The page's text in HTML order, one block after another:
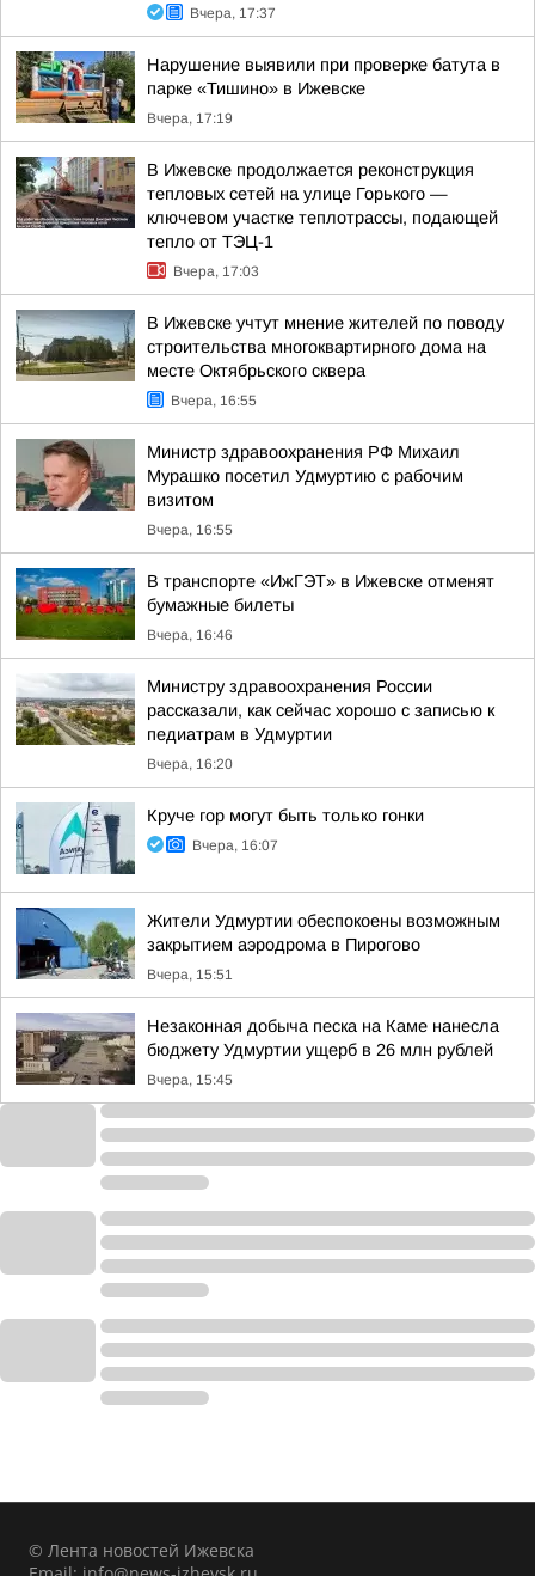
Вчера, 17:37
Нарушение выявили при проверке батута в
парке «Тишино» в Ижевске
Вчера, 17:19
В Ижевске продолжается реконструкция
тепловых сетей на улице Горького —
ключевом участке теплотрассы, подающей
тепло от ТЭЦ-1
Вчера, 17:03
В Ижевске учтут мнение жителей по поводу
строительства многоквартирного дома на
месте Октябрьского сквера
Вчера, 16:55
Министр здравоохранения РФ Михаил
Мурашко посетил Удмуртию с рабочим
визитом
Вчера, 16:55
В транспорте «ИжГЭТ» в Ижевске отменят
бумажные билеты
Вчера, 16:46
Министру здравоохранения России
рассказали, как сейчас хорошо с записью к
педиатрам в Удмуртии
Вчера, 16:20
Круче гор могут быть только гонки
Вчера, 16:07
Жители Удмуртии обеспокоены возможным
закрытием аэродрома в Пирогово
Вчера, 15:51
Незаконная добыча песка на Каме нанесла
бюджету Удмуртии ущерб в 26 млн рублей
Вчера, 15:45
© Лента новостей Ижевска